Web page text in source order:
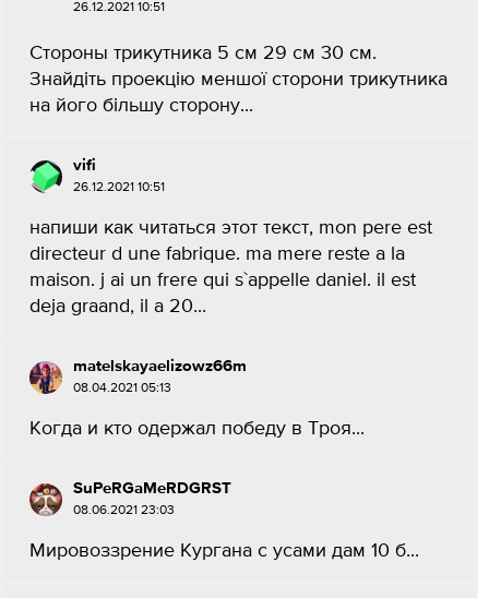
26.12.2021 10:51
Стороны трикутника 5 см 29 см 30 см.
Знайдіть проекцію меншої сторони трикутника
на його більшу сторону...
vifi
26.12.2021 10:51
напиши как читаться этот текст, mon pere est
directeur d une fabrique. ma mere reste a la
maison. j ai un frere qui s`appelle daniel. il est
deja graand, il a 20...
matelskayaelizowz66m
08.04.2021 05:13
Когда и кто одержал победу в Троя...
SuPeRGaMeRDGRST
08.06.2021 23:03
Мировоззрение Кургана с усами дам 10 б​...